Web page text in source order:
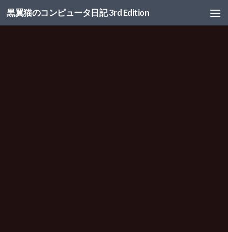
コンテンツへスキップ
黒翼猫のコンピュータ日記 3rd Edition